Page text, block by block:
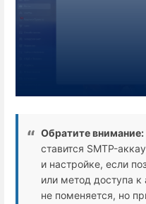
Обратите внимание:
ставится SMTP-
и настройке, если
или метод доступа к
не поменяется, но